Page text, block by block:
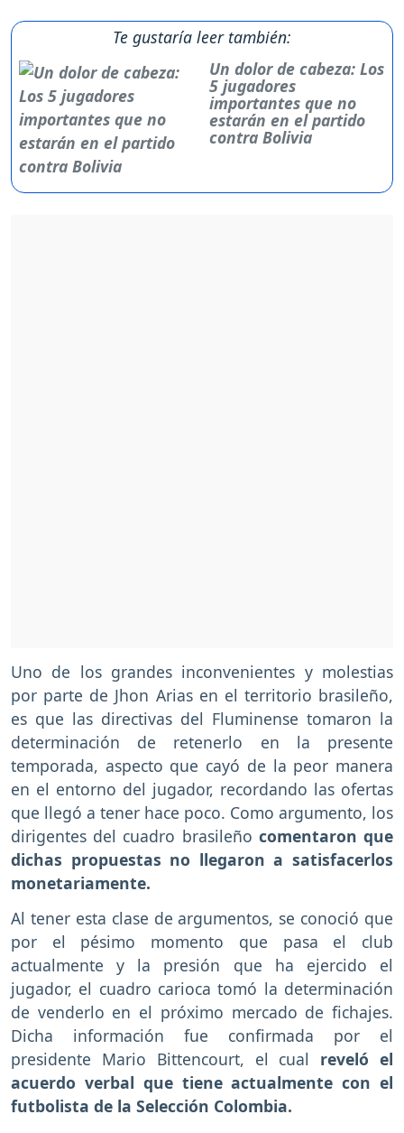
Te gustaría leer también:
Un dolor de cabeza: Los
5 jugadores
importantes que no
estarán en el partido
contra Bolivia
Uno de los grandes inconvenientes y molestias
por parte de Jhon Arias en el territorio brasileño,
es que las directivas del Fluminense tomaron la
determinación de retenerlo en la presente
temporada, aspecto que cayó de la peor manera
en el entorno del jugador, recordando las ofertas
que llegó a tener hace poco. Como argumento, los
dirigentes del cuadro brasileño comentaron que
dichas propuestas no llegaron a satisfacerlos
monetariamente.
Al tener esta clase de argumentos, se conoció que
por el pésimo momento que pasa el club
actualmente y la presión que ha ejercido el
jugador, el cuadro carioca tomó la determinación
de venderlo en el próximo mercado de fichajes.
Dicha información fue confirmada por el
presidente Mario Bittencourt, el cual reveló el
acuerdo verbal que tiene actualmente con el
futbolista de la Selección Colombia.